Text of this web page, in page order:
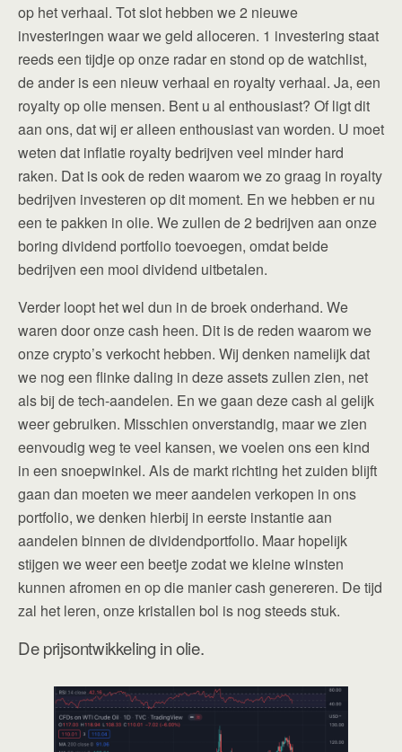
op het verhaal. Tot slot hebben we 2 nieuwe
investeringen waar we geld alloceren. 1 investering staat
reeds een tijdje op onze radar en stond op de watchlist,
de ander is een nieuw verhaal en royalty verhaal. Ja, een
royalty op olie mensen. Bent u al enthousiast? Of ligt dit
aan ons, dat wij er alleen enthousiast van worden. U moet
weten dat inflatie royalty bedrijven veel minder hard
raken. Dat is ook de reden waarom we zo graag in royalty
bedrijven investeren op dit moment. En we hebben er nu
een te pakken in olie. We zullen de 2 bedrijven aan onze
boring dividend portfolio toevoegen, omdat beide
bedrijven een mooi dividend uitbetalen.
Verder loopt het wel dun in de broek onderhand. We
waren door onze cash heen. Dit is de reden waarom we
onze crypto’s verkocht hebben. Wij denken namelijk dat
we nog een flinke daling in deze assets zullen zien, net
als bij de tech-aandelen. En we gaan deze cash al gelijk
weer gebruiken. Misschien onverstandig, maar we zien
eenvoudig weg te veel kansen, we voelen ons een kind
in een snoepwinkel. Als de markt richting het zuiden blijft
gaan dan moeten we meer aandelen verkopen in ons
portfolio, we denken hierbij in eerste instantie aan
aandelen binnen de dividendportfolio. Maar hopelijk
stijgen we weer een beetje zodat we kleine winsten
kunnen afromen en op die manier cash genereren. De tijd
zal het leren, onze kristallen bol is nog steeds stuk.
De prijsontwikkeling in olie.